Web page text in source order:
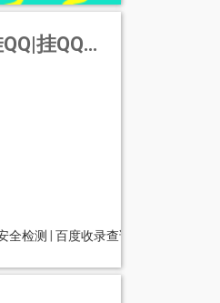
千牛|挂YY
全检测 百度收录查询